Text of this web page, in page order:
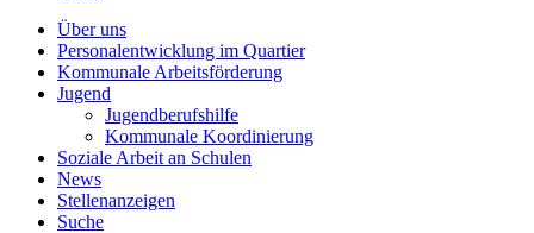
Über uns
Personalentwicklung im Quartier
Kommunale Arbeitsförderung
Jugend
Jugendberufshilfe
Kommunale Koordinierung
Soziale Arbeit an Schulen
News
Stellenanzeigen
Suche